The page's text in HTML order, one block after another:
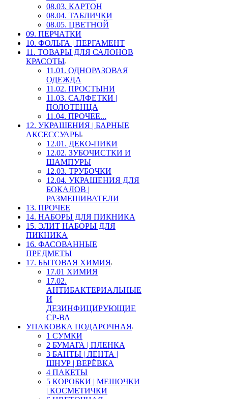
08.03. КАРТОН
08.04. ТАБЛИЧКИ
08.05. ЦВЕТНОЙ
09. ПЕРЧАТКИ
10. ФОЛЬГА | ПЕРГАМЕНТ
11. ТОВАРЫ ДЛЯ САЛОНОВ
КРАСОТЫ
11.01. ОДНОРАЗОВАЯ
ОДЕЖДА
11.02. ПРОСТЫНИ
11.03. САЛФЕТКИ |
ПОЛОТЕНЦА
11.04. ПРОЧЕЕ...
12. УКРАШЕНИЯ | БАРНЫЕ
АКСЕССУАРЫ
12.01. ДЕКО-ПИКИ
12.02. ЗУБОЧИСТКИ И
ШАМПУРЫ
12.03. ТРУБОЧКИ
12.04. УКРАШЕНИЯ ДЛЯ
БОКАЛОВ |
РАЗМЕШИВАТЕЛИ
13. ПРОЧЕЕ
14. НАБОРЫ ДЛЯ ПИКНИКА
15. ЭЛИТ НАБОРЫ ДЛЯ
ПИКНИКА
16. ФАСОВАННЫЕ
ПРЕДМЕТЫ
17. БЫТОВАЯ ХИМИЯ
17.01 ХИМИЯ
17.02.
АНТИБАКТЕРИАЛЬНЫЕ
И
ДЕЗИНФИЦИРУЮЩИЕ
СР-ВА
УПАКОВКА ПОДАРОЧНАЯ
1 СУМКИ
2 БУМАГА | ПЛЕНКА
3 БАНТЫ | ЛЕНТА |
ШНУР | ВЕРЁВКА
4 ПАКЕТЫ
5 КОРОБКИ | МЕШОЧКИ
| КОСМЕТИЧКИ